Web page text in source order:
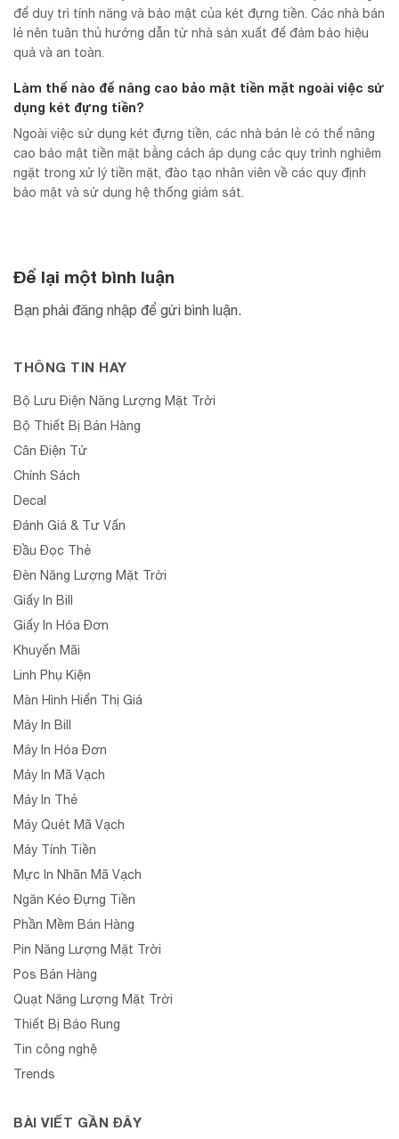
để duy trì tính năng và bảo mật của két đựng tiền. Các nhà bán
lẻ nên tuân thủ hướng dẫn từ nhà sản xuất để đảm bảo hiệu
quả và an toàn.
Làm thế nào để nâng cao bảo mật tiền mặt ngoài việc sử
dụng két đựng tiền?
Ngoài việc sử dụng két đựng tiền, các nhà bán lẻ có thể nâng
cao bảo mật tiền mặt bằng cách áp dụng các quy trình nghiêm
ngặt trong xử lý tiền mặt, đào tạo nhân viên về các quy định
bảo mật và sử dụng hệ thống giám sát.
Để lại một bình luận
Bạn phải đăng nhập để gửi bình luận.
THÔNG TIN HAY
Bộ Lưu Điện Năng Lượng Mặt Trời
Bộ Thiết Bị Bán Hàng
Cân Điện Tử
Chính Sách
Decal
Đánh Giá & Tư Vấn
Đầu Đọc Thẻ
Đèn Năng Lượng Mặt Trời
Giấy In Bill
Giấy In Hóa Đơn
Khuyến Mãi
Linh Phụ Kiện
Màn Hình Hiển Thị Giá
Máy In Bill
Máy In Hóa Đơn
Máy In Mã Vạch
Máy In Thẻ
Máy Quét Mã Vạch
Máy Tính Tiền
Mực In Nhãn Mã Vạch
Ngăn Kéo Đựng Tiền
Phần Mềm Bán Hàng
Pin Năng Lượng Mặt Trời
Pos Bán Hàng
Quạt Năng Lượng Mặt Trời
Thiết Bị Báo Rung
Tin công nghệ
Trends
BÀI VIẾT GẦN ĐÂY